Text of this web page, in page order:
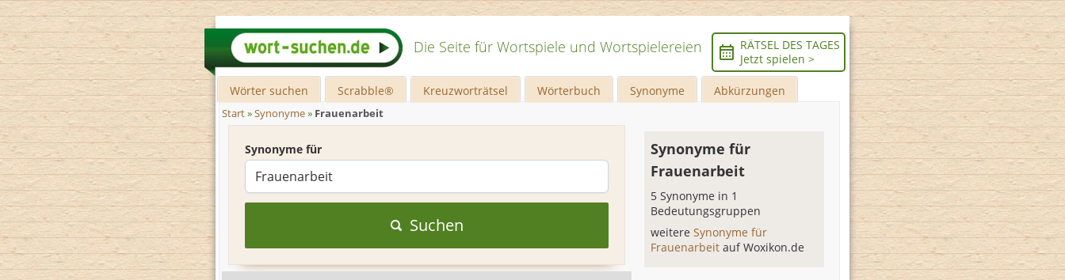
Die Seite für Wortspiele und Wortspielereien
RÄTSEL DES TAGES
Jetzt spielen >
Wörter suchen Scrabble® Kreuzworträtsel Wörterbuch Synonyme Abkürzungen
Start»Synonyme» Frauenarbeit
Synonyme für
Suchen
Synonyme für
Frauenarbeit
5 Synonyme in 1
Bedeutungsgruppen
weitereSynonyme für
Frauenarbeitauf Woxikon.de